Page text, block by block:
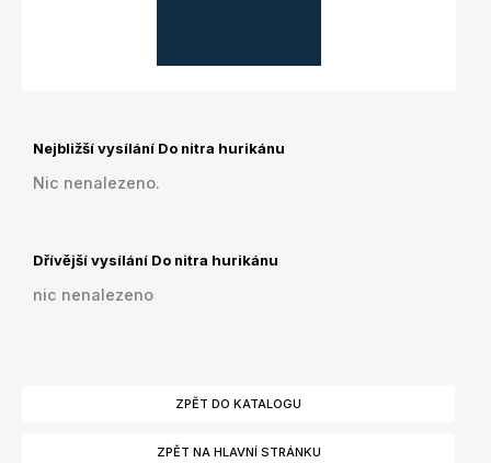
Nejbližší vysílání Do nitra hurikánu
Nic nenalezeno.
Dřívější vysílání Do nitra hurikánu
nic nenalezeno
ZPĚT DO KATALOGU
ZPĚT NA HLAVNÍ STRÁNKU